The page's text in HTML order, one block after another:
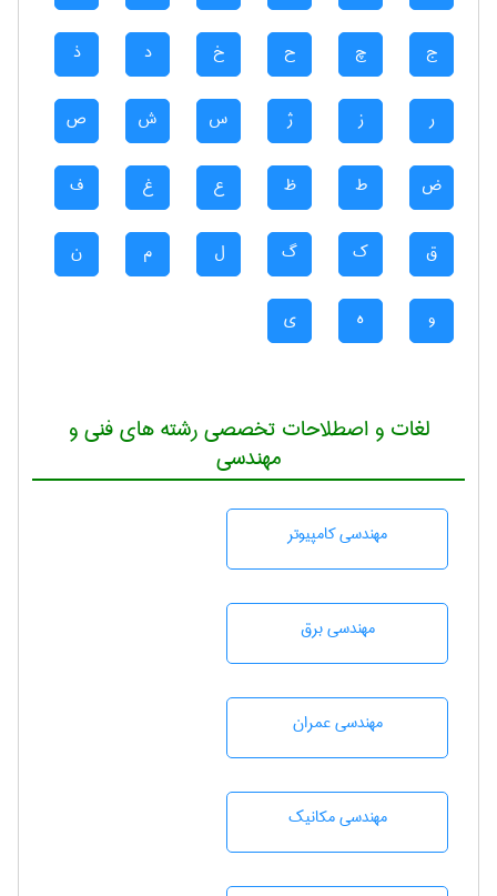
ج چ ح خ د ذ
ر ز ژ س ش ص
ض ط ظ ع غ ف
ق ک گ ل م ن
و ه ی
لغات و اصطلاحات تخصصی رشته های فنی و
مهندسی
مهندسی كامپيوتر
مهندسی برق
مهندسی عمران
مهندسی مکانیک